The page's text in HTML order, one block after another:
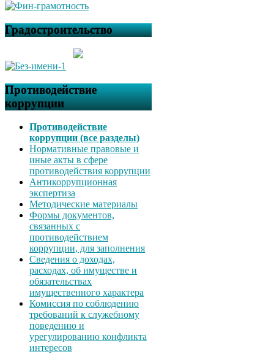
Градостроительство
Противодействие
коррупции
Противодействие
коррупции (все разделы)
Нормативные правовые и
иные акты в сфере
противодействия коррупции
Антикоррупционная
экспертиза
Методические материалы
Формы документов,
связанных с
противодействием
коррупции, для заполнения
Сведения о доходах,
расходах, об имуществе и
обязательствах
имущественного характера
Комиссия по соблюдению
требований к служебному
поведению и
урегулированию конфликта
интересов